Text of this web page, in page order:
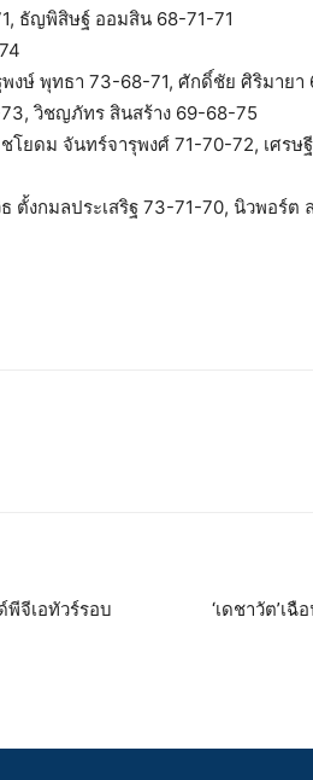
ธัญพิสิษฐ์ ออมสิน 68-71-71
งษ์ พุทธา 73-68-71, ศักดิ์ชัย ศิริมาย
วิชญภัทร สินสร้าง 69-68-75
ยดม จันทร์จารุพงศ์ 71-70-72, เศรษ
ตั้งกมลประเสริฐ 73-71-70, นิวพอร์
จีเอทัวร์รอบ
‘เดชาวัต’เ